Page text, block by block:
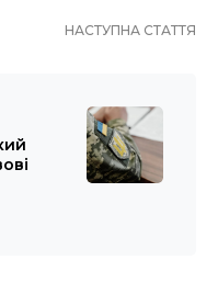
НАСТУПНА СТАТТЯ